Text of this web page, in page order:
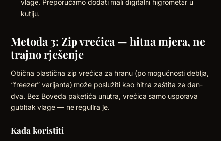
vlage. Preporučamo dodati mali digitalni higrometar u
kutiju.
Metoda 3: Zip vrećica — hitna mjera, ne
trajno rješenje
Obična plastična zip vrećica za hranu (po mogućnosti deblja,
“freezer” varijanta) može poslužiti kao hitna zaštita za dan-
dva. Bez Boveda paketića unutra, vrećica samo usporava
gubitak vlage — ne regulira je.
Kada koristiti